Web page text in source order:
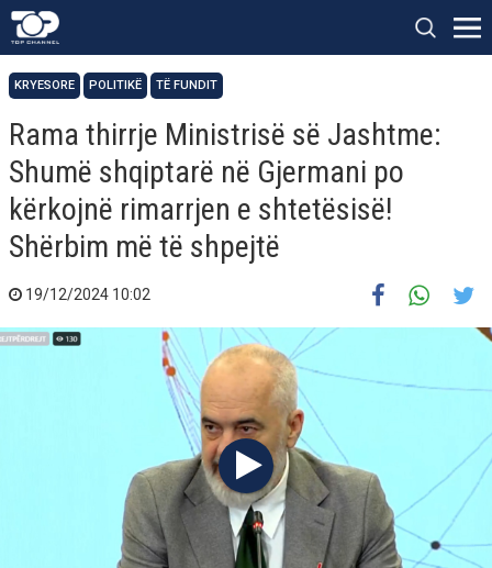
KRYESORE POLITIKË TË FUNDIT
Rama thirrje Ministrisë së Jashtme:
Shumë shqiptarë në Gjermani po
kërkojnë rimarrjen e shtetësisë!
Shërbim më të shpejtë
19/12/2024 10:02